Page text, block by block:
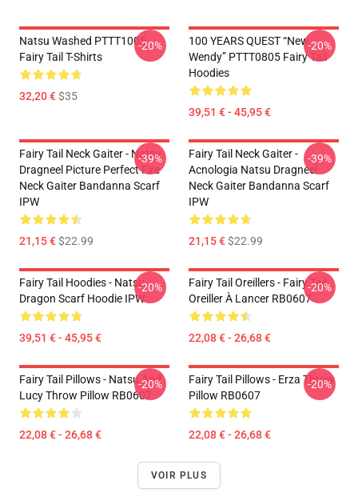
Natsu Washed PTTT1005
Fairy Tail T-Shirts
32,20 €$35
-20%
100 YEARS QUEST “New
Wendy” PTTT0805 Fairy Tail
Hoodies
39,51 € - 45,95 €
-20%
Fairy Tail Neck Gaiter - Natsu
Dragneel Picture Perfect Fire
Neck Gaiter Bandanna Scarf
IPW
21,15 €$22.99
-39%
Fairy Tail Neck Gaiter -
Acnologia Natsu Dragneel
Neck Gaiter Bandanna Scarf
IPW
21,15 €$22.99
-39%
Fairy Tail Hoodies - Natsu
Dragon Scarf Hoodie IPW
39,51 € - 45,95 €
-20%
Fairy Tail Oreillers - Fairy Tail
Oreiller À Lancer RB0607
22,08 € - 26,68 €
-20%
Fairy Tail Pillows - Natsu And
Lucy Throw Pillow RB0607
22,08 € - 26,68 €
-20%
Fairy Tail Pillows - Erza Throw
Pillow RB0607
22,08 € - 26,68 €
-20%
VOIR PLUS